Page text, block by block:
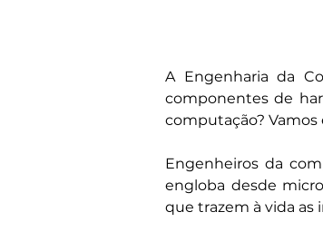
A Engenharia da
componentes de
computação? Vamos
Engenheiros da
engloba desde
que trazem à vida